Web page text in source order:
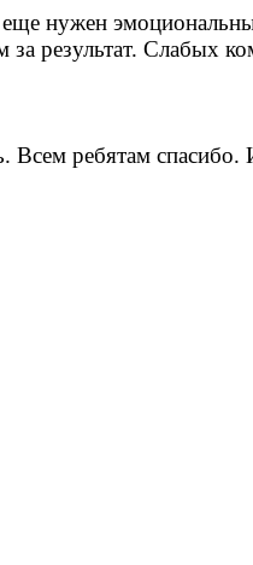
еще нужен
результат. Слабых
ребятам спасибо.